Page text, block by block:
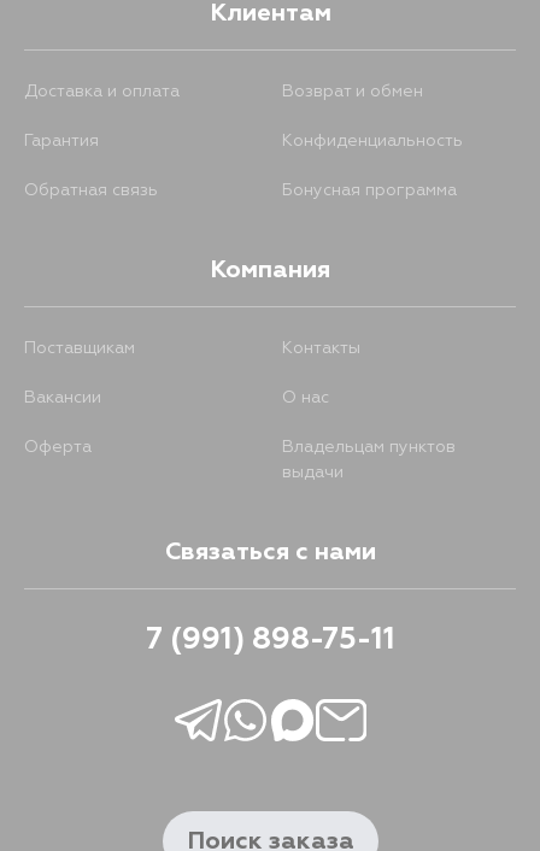
Клиентам
Доставка и оплата Возврат и обмен
Гарантия Конфиденциальность
Обратная связь Бонусная программа
Компания
Поставщикам Контакты
Вакансии О нас
Оферта
Владельцам пунктов
выдачи
Связаться с нами
7 (991) 898-75-11
Поиск заказа